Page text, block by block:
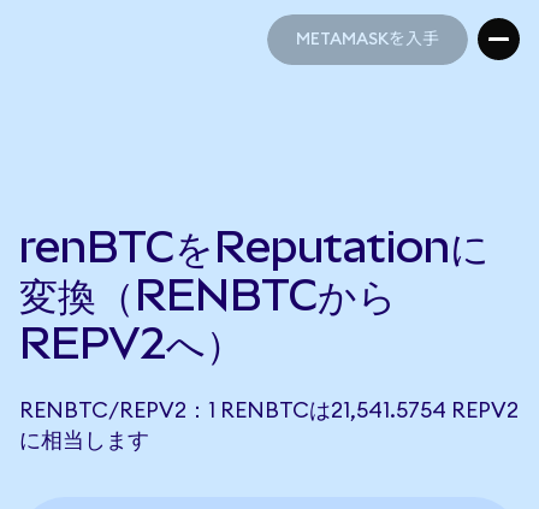
METAMASKを入手
renBTCをReputationに
変換（RENBTCから
REPV2へ）
RENBTC/REPV2：1 RENBTCは21,541.5754 REPV2
に相当します